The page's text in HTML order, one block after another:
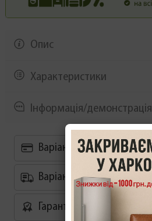
Опис
Характеристики
Інформація/демонстрація
Варіанти оплати
Варіанти доставки
Гарантія